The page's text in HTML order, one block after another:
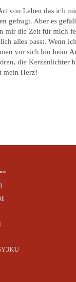
von Leben das ich
gefragt. Aber es
mir die Zeit für mich
alles passt. Wenn
vor sich hin beim
die Kerzenlichter
mein Herz!